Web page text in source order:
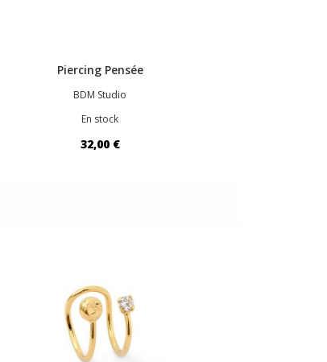
Piercing Pensée
BDM Studio
En stock
32,00 €